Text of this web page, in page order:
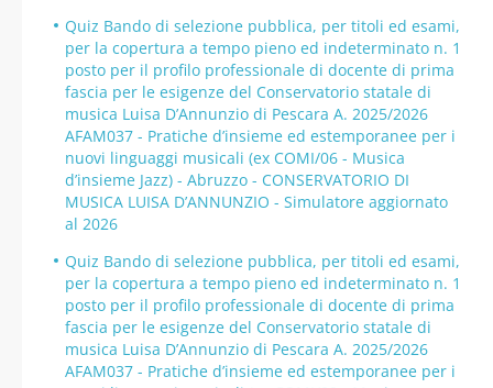
Quiz Bando di selezione pubblica, per titoli ed esami,
per la copertura a tempo pieno ed indeterminato n. 1
posto per il profilo professionale di docente di prima
fascia per le esigenze del Conservatorio statale di
musica Luisa D’Annunzio di Pescara A. 2025/2026
AFAM037 - Pratiche d’insieme ed estemporanee per i
nuovi linguaggi musicali (ex COMI/06 - Musica
d’insieme Jazz) - Abruzzo - CONSERVATORIO DI
MUSICA LUISA D’ANNUNZIO - Simulatore aggiornato
al 2026
Quiz Bando di selezione pubblica, per titoli ed esami,
per la copertura a tempo pieno ed indeterminato n. 1
posto per il profilo professionale di docente di prima
fascia per le esigenze del Conservatorio statale di
musica Luisa D’Annunzio di Pescara A. 2025/2026
AFAM037 - Pratiche d’insieme ed estemporanee per i